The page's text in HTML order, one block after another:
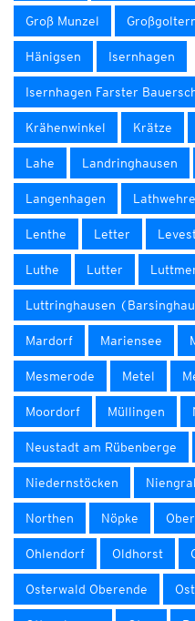
Groß Munzel
Hänigsen Isernhagen
Isernhagen Farster
Krähenwinkel Krätze
Lahe Landringhausen
Langenhagen
Lenthe Letter
Luthe Lutter
Luttringhausen
Mardorf Mariensee
Mesmerode Metel
Moordorf Müllingen
Neustadt am Rübenberge
Niedernstöcken
Northen Nöpke
Ohlendorf Oldhorst
Osterwald Oberende